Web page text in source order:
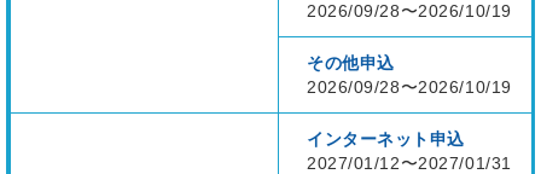
2026/09/28〜2026/10/19
その他申込
2026/09/28〜2026/10/19
インターネット申込
2027/01/12〜2027/01/31